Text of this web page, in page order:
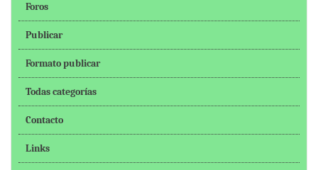
Foros
Publicar
Formato publicar
Todas categorías
Contacto
Links